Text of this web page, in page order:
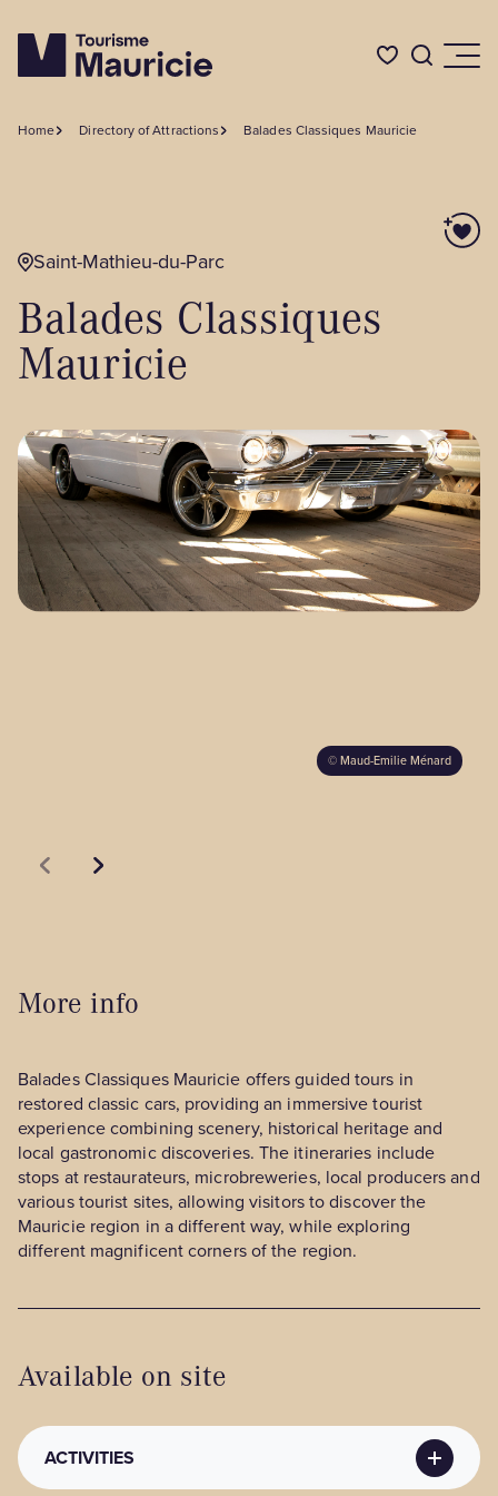
Our territories
Where to Eat
Where to Stay
Events
BLOG
Home Directory of Attractions Balades Classiques Mauricie
Saint-Mathieu-du-Parc
Balades Classiques
Mauricie
©Maud-Emilie Ménard
More info
Balades Classiques Mauricie offers guided tours in
restored classic cars, providing an immersive tourist
experience combining scenery, historical heritage and
local gastronomic discoveries. The itineraries include
stops at restaurateurs, microbreweries, local producers and
various tourist sites, allowing visitors to discover the
Mauricie region in a different way, while exploring
different magnificent corners of the region.
Available on site
ACTIVITIES